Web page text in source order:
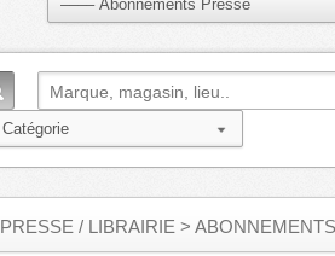
PRESSE / LIBRAIRIE >